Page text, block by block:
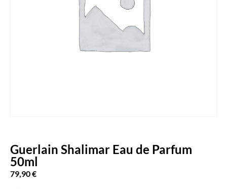
Guerlain Shalimar Eau de Parfum
50ml
79,90€